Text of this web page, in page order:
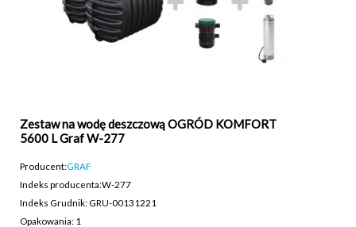
Zestaw na wodę deszczową OGRÓD KOMFORT
5600 L Graf W-277
Producent:GRAF
Indeks producenta:W-277
Indeks Grudnik: GRU-00131221
Opakowania: 1